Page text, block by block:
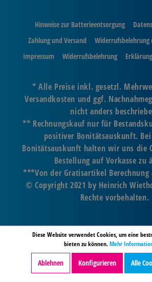
Hinweise zur Batterieentsorgung
Zahlung und Versand
Impressum
Widerrufsbelehrung
* Alle Preise inkl. gesetzl.
Versandkosten und ggf.
nicht anders
** Rechnungskauf nur für
positiver Bonitätsauskunft.
Bonitätsauskunft halten wir uns die
Bestellung auf Vorkasse zu
***Von der Gratisartikel Berechnung
© Copyright 2021 by Heinrich
Rechte vorbehalten.
Diese Website verwendet Cookies, um eine
bieten zu können.Mehr
Ablehnen Konfigurieren Alle